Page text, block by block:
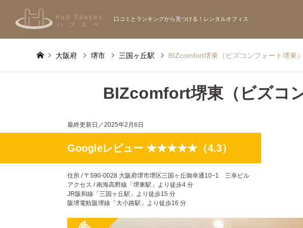
口コミとランキングから見つける！レンタルオフィス
大阪府 堺市 三国ヶ丘駅 BIZcomfort堺東（ビズコンフォート堺東）
BIZcomfort堺東（ビズコ
最終更新日／2025年2月6日
Googleレビュー ★★★★★（4.3）
住所 / 〒590-0028 大阪府堺市堺区三国ヶ丘御幸通10−1 三幸ビル
アクセス / 南海高野線「堺東駅」より徒歩4 分
JR阪和線「三国ヶ丘駅」より徒歩15 分
阪堺電軌阪堺線「大小路駅」より徒歩16 分